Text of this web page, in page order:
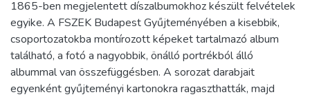
1865-ben megjelentett díszalbumokhoz készült felvételek
egyike. A FSZEK Budapest Gyűjteményében a kisebbik,
csoportozatokba montírozott képeket tartalmazó album
található, a fotó a nagyobbik, önálló portrékból álló
albummal van összefüggésben. A sorozat darabjait
egyenként gyűjteményi kartonokra ragaszthatták, majd